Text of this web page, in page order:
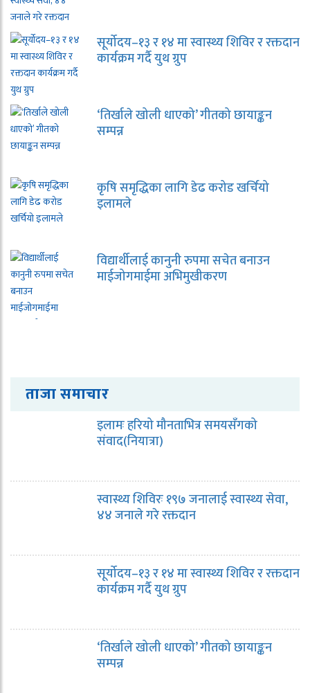
सूर्योदय–१३ र १४ मा स्वास्थ्य शिविर र रक्तदान
कार्यक्रम गर्दै युथ ग्रुप
‘तिर्खाले खोली धाएको’ गीतको छायाङ्कन
सम्पन्न
कृषि समृद्धिका लागि डेढ करोड खर्चियो
इलामले
विद्यार्थीलाई कानुनी रुपमा सचेत बनाउन
माईजोगमाईमा अभिमुखीकरण
ताजा समाचार
इलामः हरियो मौनताभित्र समयसँगको
संवाद(नियात्रा)
स्वास्थ्य शिविरः १९७ जनालाई स्वास्थ्य सेवा,
४४ जनाले गरे रक्तदान
सूर्योदय–१३ र १४ मा स्वास्थ्य शिविर र रक्तदान
कार्यक्रम गर्दै युथ ग्रुप
‘तिर्खाले खोली धाएको’ गीतको छायाङ्कन
सम्पन्न